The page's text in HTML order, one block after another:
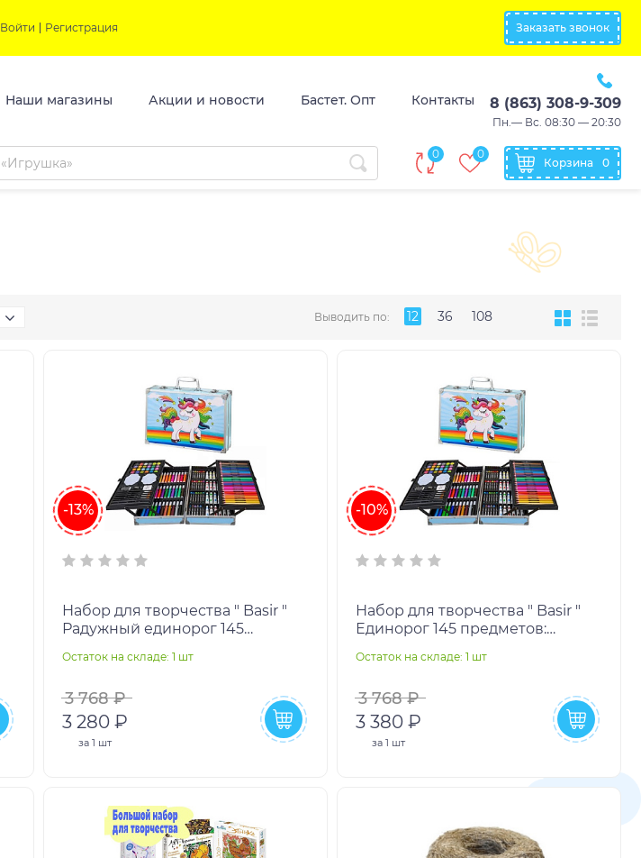
Войти Регистрация Заказать звонок
Наши магазины Акции и новости Бастет. Опт Контакты 8 (863) 308-9-309
Пн.— Вс. 08:30 — 20:30
0 0
Корзина 0
Выводить по: 12 36 108
-13%
Набор для творчества " Basir "
Радужный единорог 145
акварель- 24цв, акваре
Остаток на складе: 1 шт
3 768 ₽
3 280 ₽
за1 шт
-10%
Набор для творчества " Basir "
Единорог 145 предметов:
акварель- 24цв, аква
Остаток на складе: 1 шт
3 768 ₽
3 380 ₽
за1 шт